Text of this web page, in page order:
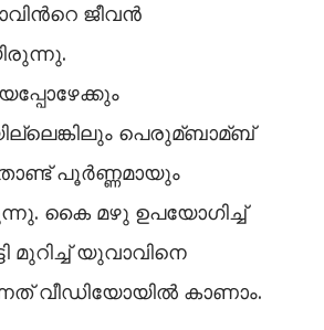
ജീവന്‍
പെരുമ്ബാമ്ബ്
പൂര്‍ണ്ണമായും
കൈ മഴു ഉപയോഗിച്ച്‌
മുറിച്ച്‌ യുവാവിനെ
വീഡിയോയില്‍ കാണാം.